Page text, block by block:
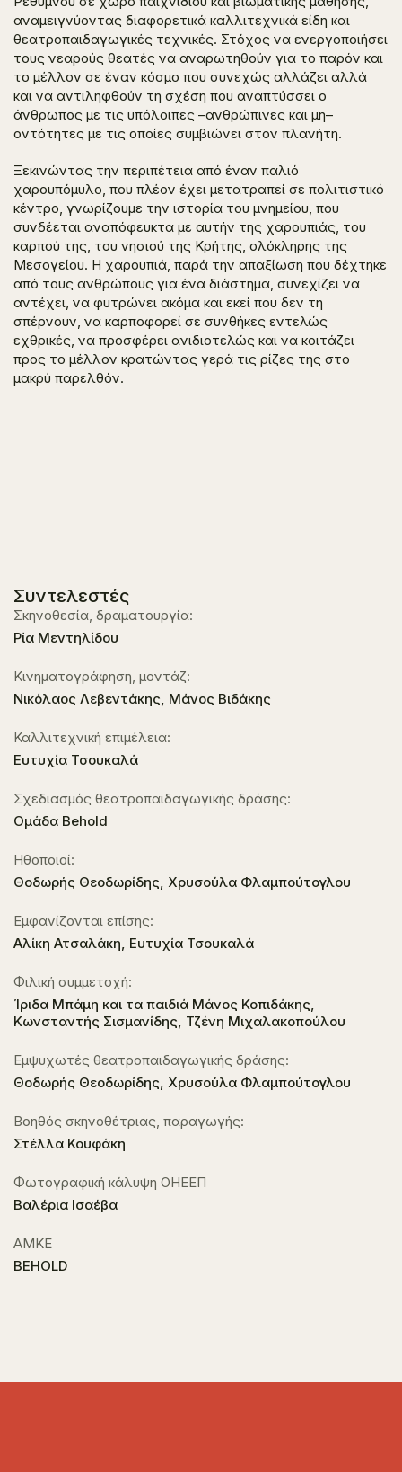
αναμειγνύοντας διαφορετικά καλλιτεχνικά είδη και
θεατροπαιδαγωγικές τεχνικές. Στόχος να ενεργοποιήσει
τους νεαρούς θεατές να αναρωτηθούν για το παρόν και
το μέλλον σε έναν κόσμο που συνεχώς αλλάζει αλλά
και να αντιληφθούν τη σχέση που αναπτύσσει ο
άνθρωπος με τις υπόλοιπες –ανθρώπινες και μη–
οντότητες με τις οποίες συμβιώνει στον πλανήτη.
Ξεκινώντας την περιπέτεια από έναν παλιό
χαρουπόμυλο, που πλέον έχει μετατραπεί σε πολιτιστικό
κέντρο, γνωρίζουμε την ιστορία του μνημείου, που
συνδέεται αναπόφευκτα με αυτήν της χαρουπιάς, του
καρπού της, του νησιού της Κρήτης, ολόκληρης της
Μεσογείου. Η χαρουπιά, παρά την απαξίωση που δέχτηκε
από τους ανθρώπους για ένα διάστημα, συνεχίζει να
αντέχει, να φυτρώνει ακόμα και εκεί που δεν τη
σπέρνουν, να καρποφορεί σε συνθήκες εντελώς
εχθρικές, να προσφέρει ανιδιοτελώς και να κοιτάζει
προς το μέλλον κρατώντας γερά τις ρίζες της στο
μακρύ παρελθόν.
Συντελεστές
Σκηνοθεσία, δραματουργία:
Ρία Μεντηλίδου
Κινηματογράφηση, μοντάζ:
Νικόλαος Λεβεντάκης, Μάνος Βιδάκης
Καλλιτεχνική επιμέλεια:
Ευτυχία Τσουκαλά
Σχεδιασμός θεατροπαιδαγωγικής δράσης:
Oμάδα Behold
Ηθοποιοί:
Θοδωρής Θεοδωρίδης, Χρυσούλα Φλαμπούτογλου
Εμφανίζονται επίσης:
Αλίκη Ατσαλάκη, Ευτυχία Τσουκαλά
Φιλική συμμετοχή:
Ίριδα Μπάμη και τα παιδιά Μάνος Κοπιδάκης,
Κωνσταντής Σισμανίδης, Τζένη Μιχαλακοπούλου
Εμψυχωτές θεατροπαιδαγωγικής δράσης:
Θοδωρής Θεοδωρίδης, Χρυσούλα Φλαμπούτογλου
Βοηθός σκηνοθέτριας, παραγωγής:
Στέλλα Κουφάκη
Φωτογραφική κάλυψη ΟΗΕΕΠ
Βαλέρια Ισαέβα
ΑΜΚΕ
BEHOLD